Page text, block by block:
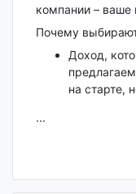
компании – ваше
Почему
Доход,
на старте,
...